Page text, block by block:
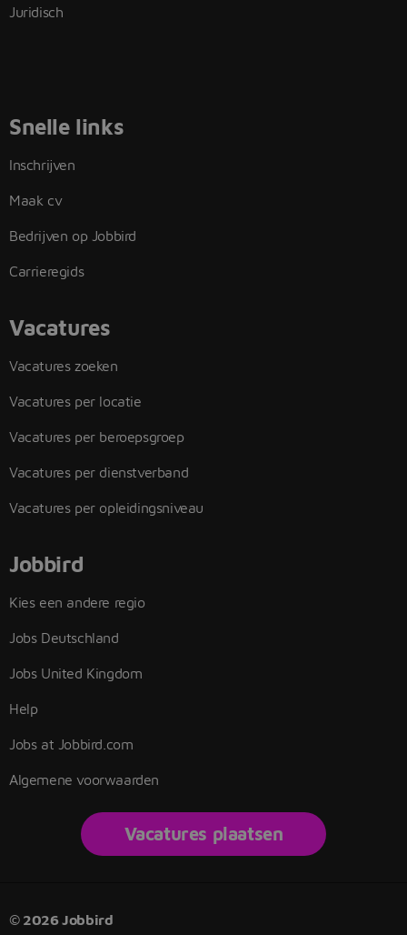
Juridisch
Snelle links
Inschrijven
Maak cv
Bedrijven op Jobbird
Carrieregids
Vacatures
Vacatures zoeken
Vacatures per locatie
Vacatures per beroepsgroep
Vacatures per dienstverband
Vacatures per opleidingsniveau
Jobbird
Kies een andere regio
Jobs Deutschland
Jobs United Kingdom
Help
Jobs at Jobbird.com
Algemene voorwaarden
Vacatures plaatsen
© 2026 Jobbird